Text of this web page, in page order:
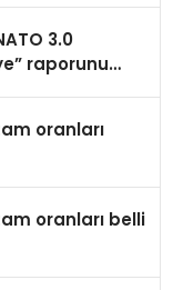
3.0
raporunu
oranları
oranları belli